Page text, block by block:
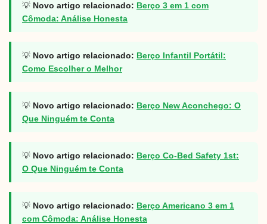
💡 Novo artigo relacionado: Berço 3 em 1 com
Cômoda: Análise Honesta
💡 Novo artigo relacionado: Berço Infantil Portátil:
Como Escolher o Melhor
💡 Novo artigo relacionado: Berço New Aconchego: O
Que Ninguém te Conta
💡 Novo artigo relacionado: Berço Co-Bed Safety 1st:
O Que Ninguém te Conta
💡 Novo artigo relacionado: Berço Americano 3 em 1
com Cômoda: Análise Honesta